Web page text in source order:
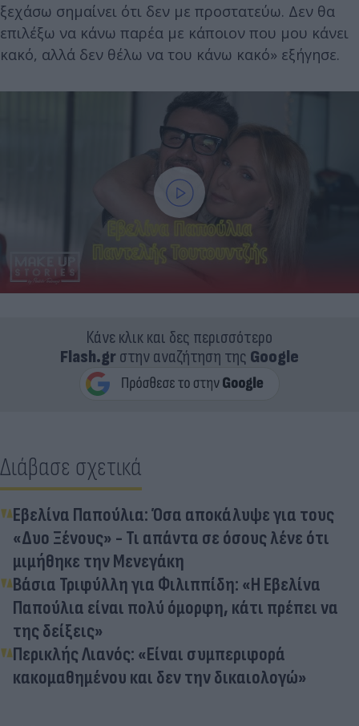
ξεχάσω σημαίνει ότι δεν με προστατεύω. Δεν θα
επιλέξω να κάνω παρέα με κάποιον που μου κάνει
κακό, αλλά δεν θέλω να του κάνω κακό» εξήγησε.
Κάνε κλικ και δες περισσότερο
Flash.grστην αναζήτηση της Google
Διάβασε σχετικά
Εβελίνα Παπούλια: Όσα αποκάλυψε για τους
«Δυο Ξένους» - Τι απάντα σε όσους λένε ότι
μιμήθηκε την Μενεγάκη
Βάσια Τριφύλλη για Φιλιππίδη: «Η Εβελίνα
Παπούλια είναι πολύ όμορφη, κάτι πρέπει να
της δείξεις»
Περικλής Λιανός: «Είναι συμπεριφορά
κακομαθημένου και δεν την δικαιολογώ»